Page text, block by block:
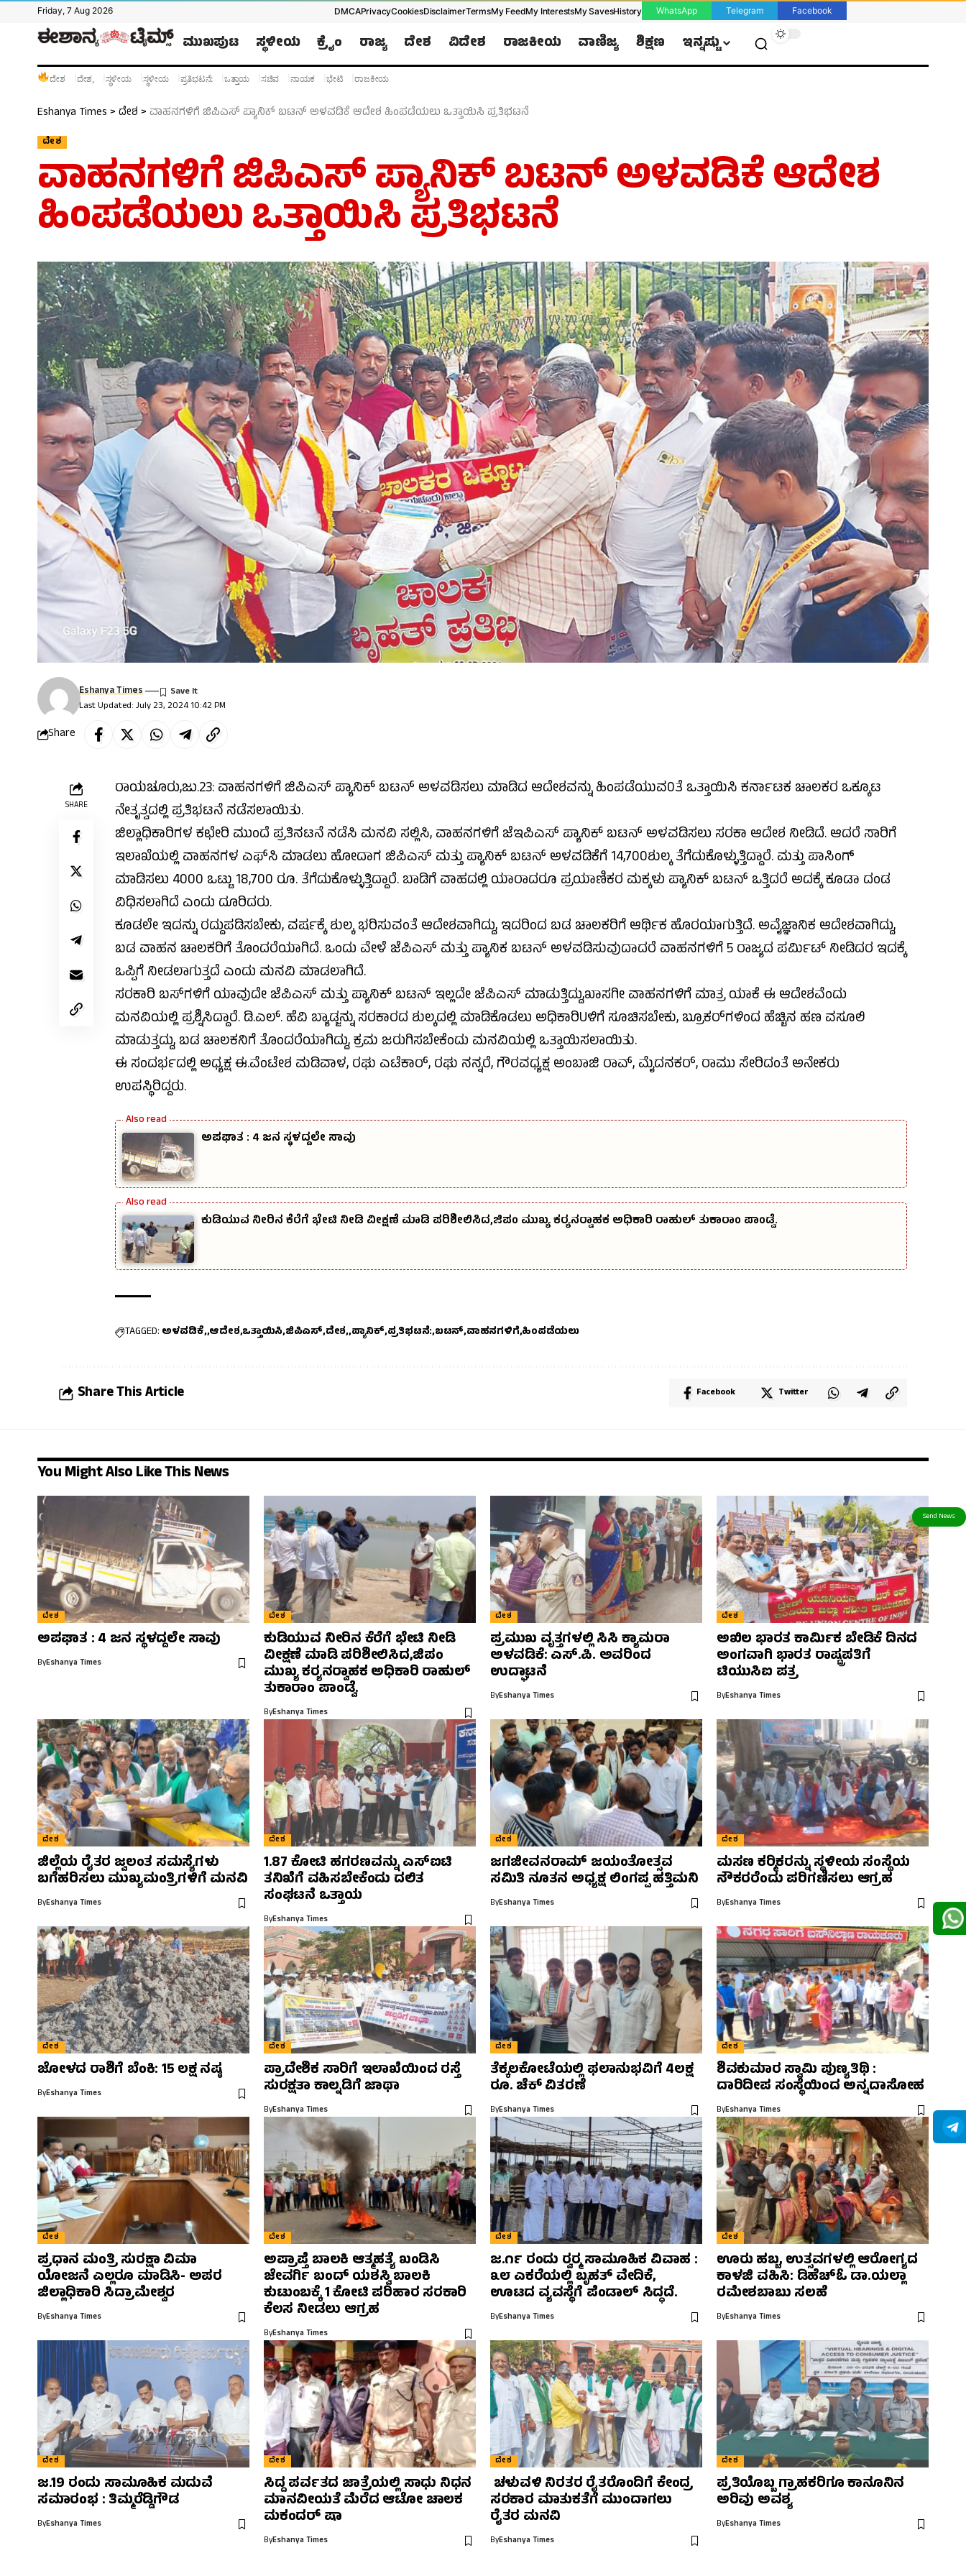
Friday, 7 Aug 2026 DMCAPrivacyCookiesDisclaimerTermsMy FeedMy InterestsMy SavesHistory WhatsApp Telegram Facebook
ಮುಖಪುಟ ಸ್ಥಳೀಯ ಕ್ರೈಂ ರಾಜ್ಯ ದೇಶ ವಿದೇಶ ರಾಜಕೀಯ ವಾಣಿಜ್ಯ ಶಿಕ್ಷಣ ಇನ್ನಷ್ಟು
ದೇಶ ದೇಶ, ಸ್ಥಳೀಯ ಸ್ಥಳೀಯ ಪ್ರತಿಭಟನೆ: ಒತ್ತಾಯ ಸಚಿವ ನಾಯಕ ಭೇಟಿ ರಾಜಕೀಯ
Eshanya Times > ದೇಶ > ವಾಹನಗಳಿಗೆ ಜಿಪಿಎಸ್ ಪ್ಯಾನಿಕ್ ಬಟನ್ ಅಳವಡಿಕೆ ಆದೇಶ ಹಿಂಪಡೆಯಲು ಒತ್ತಾಯಿಸಿ ಪ್ರತಿಭಟನೆ
ದೇಶ
ವಾಹನಗಳಿಗೆ ಜಿಪಿಎಸ್ ಪ್ಯಾನಿಕ್ ಬಟನ್ ಅಳವಡಿಕೆ ಆದೇಶ
ಹಿಂಪಡೆಯಲು ಒತ್ತಾಯಿಸಿ ಪ್ರತಿಭಟನೆ
Last Updated: July 23, 2024 10:42 PM
Eshanya Times
Share
SHARE
ರಾಯಚೂರು,ಜು.23: ವಾಹನಗಳಿಗೆ ಜಿಪಿಎಸ್ ಪ್ಯಾನಿಕ್ ಬಟನ್ ಅಳವಡಿಸಲು ಮಾಡಿದ ಆದೇಶವನ್ನು ಹಿಂಪಡೆಯುವ0ತೆ ಒತ್ತಾಯಿಸಿ ಕರ್ನಾಟಕ ಚಾಲಕರ ಒಕ್ಕೂಟ
ನೇತೃತ್ವದಲ್ಲಿ ಪ್ರತಿಭಟನೆ ನಡೆಸಲಾಯಿತು.
ಜಿಲ್ಲಾಧಿಕಾರಿಗಳ ಕಛೇರಿ ಮುಂದೆ ಪ್ರತಿನಟನೆ ನಡೆಸಿ ಮನವಿ ಸಲ್ಲಿಸಿ, ವಾಹನಗಳಿಗೆ ಜೆಇಪಿಎಸ್ ಪ್ಯಾನಿಕ್ ಬಟನ್ ಅಳವಡಿಸಲು ಸರಕಾ ಆದೇಶ ನೀಡಿದೆ. ಆದರೆ ಸಾರಿಗೆ
ಇಲಾಖೆಯಲ್ಲಿ ವಾಹನಗಳ ಎಫ್‌ಸಿ ಮಾಡಲು ಹೋದಾಗ ಜಿಪಿಎಸ್ ಮತ್ತು ಪ್ಯಾನಿಕ್ ಬಟನ್ ಅಳವಡಿಕೆಗೆ 14,700ಶುಲ್ಕ ತೆಗೆದುಕೊಳ್ಳುತ್ತಿದ್ದಾರೆ. ಮತ್ತು ಪಾಸಿಂಗ್
ಮಾಡಿಸಲು 4000 ಒಟ್ಟು 18,700 ರೂ. ತೆಗೆದುಕೊಳ್ಳುತ್ತಿದ್ದಾರೆ. ಬಾಡಿಗೆ ವಾಹದಲ್ಲಿ ಯಾರಾದರೂ ಪ್ರಯಾಣಿಕರ ಮಕ್ಕಳು ಪ್ಯಾನಿಕ್ ಬಟನ್ ಒತ್ತಿದರೆ ಅದಕ್ಕೆ ಕೂಡಾ ದಂಡ
ವಿಧಿಸಲಾಗಿದೆ ಎಂದು ದೂರಿದರು.
ಕೂಡಲೇ ಇದನ್ನು ರದ್ದುಪಡಿಸಬೇಕು, ವರ್ಷಕ್ಕೆ ಶುಲ್ಕ ಭರಿಸುವಂತೆ ಆದೇಶವಾಗಿದ್ದು, ಇದರಿಂದ ಬಡ ಚಾಲಕರಿಗೆ ಆರ್ಥಿಕ ಹೊರಯಾಗುತ್ತಿದೆ. ಅವೈಜ್ಞಾನಿಕ ಆದೇಶವಾಗಿದ್ದು,
ಬಡ ವಾಹನ ಚಾಲಕರಿಗೆ ತೊಂದರೆಯಾಗಿದೆ. ಒಂದು ವೇಳೆ ಜೆಪಿಎಸ್ ಮತ್ತು ಪ್ಯಾನಿಕ ಬಟನ್ ಅಳವಡಿಸುವುದಾದರೆ ವಾಹನಗಳಿಗೆ 5 ರಾಜ್ಯದ ಪರ್ಮಿಟ್ ನೀಡಿದರ ಇದಕ್ಕೆ
ಒಪ್ಪಿಗೆ ನೀಡಲಾಗುತ್ತದೆ ಎಂದು ಮನವಿ ಮಾಡಲಾಗಿದೆ.
ಸರಕಾರಿ ಬಸ್‌ಗಳಿಗೆ ಯಾವುದೇ ಜೆಪಿಎಸ್ ಮತ್ತು ಪ್ಯಾನಿಕ್ ಬಟನ್ ಇಲ್ಲದೇ ಜೆಪಿಎಸ್ ಮಾಡುತ್ತಿದ್ದು,ಖಾಸಗೀ ವಾಹನಗಳಿಗೆ ಮಾತ್ರ ಯಾಕೆ ಈ ಆದೇಶವೆಂದು
ಮನವಿಯಲ್ಲಿ ಪ್ರಶ್ನಿಸಿದ್ದಾರೆ. ಡಿ.ಎಲ್. ಹೆವಿ ಬ್ಯಾಡ್ಜನ್ನು ಸರಕಾರದ ಶುಲ್ಕದಲ್ಲಿ ಮಾಡಿಕೊಡಲು ಅಧಿಕಾರಿUಳಿಗೆ ಸೂಚಿಸಬೇಕು, ಬ್ರೂಕರ್‌ಗಳಿಂದ ಹೆಚ್ಚಿನ ಹಣ ವಸೂಲಿ
ಮಾಡುತ್ತದ್ದು, ಬಡ ಚಾಲಕನಿಗೆ ತೊಂದರೆಯಾಗಿದ್ದು, ಕ್ರಮ ಜರುಗಿಸಬೇಕೆಂದು ಮನವಿಯಲ್ಲಿ ಒತ್ತಾಯಿಸಲಾಯಿತು.
ಈ ಸಂದರ್ಭದಲ್ಲಿ ಅಧ್ಯಕ್ಷ ಈ.ವೆಂಟೇಶ ಮಡಿವಾಳ, ರಘು ಎಟೆಕಾರ್, ರಘು ನನ್ನರೆ, ಗೌರವಧ್ಯಕ್ಷ ಅಂಬಾಜಿ ರಾವ್, ಮೈದನಕರ್, ರಾಮು ಸೇರಿದಂತೆ ಅನೇಕರು
ಉಪಸ್ಥಿರಿದ್ದರು.
ಅಪಘಾತ : 4 ಜನ ಸ್ಥಳದ್ದಲೇ ಸಾವು
ಕುಡಿಯುವ ನೀರಿನ ಕೆರೆಗೆ ಭೇಟಿ ನೀಡಿ ವೀಕ್ಷಣೆ ಮಾಡಿ ಪರಿಶೀಲಿಸಿದ,ಜಿಪಂ ಮುಖ್ಯ ಕರ‍್ಯನರ‍್ವಾಹಕ ಅಧಿಕಾರಿ ರಾಹುಲ್‌ ತುಕಾರಾಂ ಪಾಂಡ್ವೆ.
TAGGED: ಅಳವಡಿಕೆ,ಆದೇಶಒತ್ತಾಯಿಸಿ ಜಿಪಿಎಸ್ ದೇಶ,ಪ್ಯಾನಿಕ್ ಪ್ರತಿಭಟನೆ: ಬಟನ್ ವಾಹನಗಳಿಗೆಹಿಂಪಡೆಯಲು
Share This Article Facebook Twitter
You Might Also Like This News
ದೇಶ
ಅಪಘಾತ : 4 ಜನ ಸ್ಥಳದ್ದಲೇ ಸಾವು
ByEshanya Times
ದೇಶ
ಕುಡಿಯುವ ನೀರಿನ ಕೆರೆಗೆ ಭೇಟಿ ನೀಡಿ
ವೀಕ್ಷಣೆ ಮಾಡಿ ಪರಿಶೀಲಿಸಿದ,ಜಿಪಂ
ಮುಖ್ಯ ಕರ‍್ಯನರ‍್ವಾಹಕ ಅಧಿಕಾರಿ ರಾಹುಲ್‌
ತುಕಾರಾಂ ಪಾಂಡ್ವೆ.
ByEshanya Times
ದೇಶ
ಪ್ರಮುಖ ವೃತ್ತಗಳಲ್ಲಿ ಸಿಸಿ ಕ್ಯಾಮರಾ
ಅಳವಡಿಕೆ: ಎಸ್.ಪಿ. ಅವರಿಂದ
ಉದ್ಘಾಟನೆ
ByEshanya Times
ದೇಶ
ಅಖಿಲ ಭಾರತ ಕಾರ್ಮಿಕ ಬೇಡಿಕೆ ದಿನದ
ಅಂಗವಾಗಿ ಭಾರತ ರಾಷ್ಟ್ರಪತಿಗೆ
ಟಿಯುಸಿಐ ಪತ್ರ
ByEshanya Times
ದೇಶ
ಜಿಲ್ಲೆಯ ರೈತರ ಜ್ವಲಂತ ಸಮಸ್ಯೆಗಳು
ಬಗೆಹರಿಸಲು ಮುಖ್ಯಮಂತ್ರಿಗಳಿಗೆ ಮನವಿ
ByEshanya Times
ದೇಶ
1.87 ಕೋಟಿ ಹಗರಣವನ್ನು ಎಸ್‌ಐಟಿ
ತನಿಖೆಗೆ ವಹಿಸಬೇಕೆಂದು ದಲಿತ
ಸಂಘಟನೆ ಒತ್ತಾಯ
ByEshanya Times
ದೇಶ
ಜಗಜೀವನರಾಮ್ ಜಯಂತೋತ್ಸವ
ಸಮಿತಿ ನೂತನ ಅಧ್ಯಕ್ಷ ಲಿಂಗಪ್ಪ ಹತ್ತಿಮನಿ
ByEshanya Times
ದೇಶ
ಮಸಣ ಕರ‍್ಮಿಕರನ್ನು ಸ್ಥಳೀಯ ಸಂಸ್ಥೆಯ
ನೌಕರರೆಂದು ಪರಿಗಣಿಸಲು ಆಗ್ರಹ
ByEshanya Times
ದೇಶ
ಜೋಳದ ರಾಶಿಗೆ ಬೆಂಕಿ: 15 ಲಕ್ಷ ನಷ್ಠ
ByEshanya Times
ದೇಶ
ಪ್ರಾದೇಶಿಕ ಸಾರಿಗೆ ಇಲಾಖೆಯಿಂದ ರಸ್ತೆ
ಸುರಕ್ಷತಾ ಕಾಲ್ನಡಿಗೆ ಜಾಥಾ
ByEshanya Times
ದೇಶ
ತೆಕ್ಕಲಕೋಟೆಯಲ್ಲಿ ಫಲಾನುಭವಿಗೆ 4ಲಕ್ಷ
ರೂ. ಚೆಕ್ ವಿತರಣೆ
ByEshanya Times
ದೇಶ
ಶಿವಕುಮಾರ ಸ್ವಾಮಿ ಪುಣ್ಯತಿಥಿ :
ದಾರಿದೀಪ ಸಂಸ್ಥೆಯಿಂದ ಅನ್ನದಾಸೋಹ
ByEshanya Times
ದೇಶ
ಪ್ರಧಾನ ಮಂತ್ರಿ ಸುರಕ್ಷಾ ವಿಮಾ
ಯೋಜನೆ ಎಲ್ಲರೂ ಮಾಡಿಸಿ- ಅಪರ
ಜಿಲ್ಲಾಧಿಕಾರಿ ಸಿದ್ರಾಮೇಶ್ವರ
ByEshanya Times
ದೇಶ
ಅಪ್ರಾಪ್ತೆ ಬಾಲಕಿ ಆತ್ಮಹತ್ಯೆ ಖಂಡಿಸಿ
ಜೇವರ್ಗಿ ಬಂದ್ ಯಶಸ್ವಿ ಬಾಲಕಿ
ಕುಟುಂಬಕ್ಕೆ 1 ಕೋಟಿ ಪರಿಹಾರ ಸರಕಾರಿ
ಕೆಲಸ ನೀಡಲು ಆಗ್ರಹ
ByEshanya Times
ದೇಶ
ಜ.೧೯ ರಂದು ರ‍್ವರ‍್ಮ ಸಾಮೂಹಿಕ ವಿವಾಹ :
೩೮ ಎಕರೆಯಲ್ಲಿ ಬೃಹತ್ ವೇದಿಕೆ,
ಊಟದ ವ್ಯವಸ್ಥೆಗೆ ಪೆಂಡಾಲ್ ಸಿದ್ಧದೆ.
ByEshanya Times
ದೇಶ
ಊರು ಹಬ್ಬ, ಉತ್ಸವಗಳಲ್ಲಿ ಆರೋಗ್ಯದ
ಕಾಳಜಿ ವಹಿಸಿ: ಡಿಹೆಚ್‌ಓ ಡಾ.ಯಲ್ಲಾ
ರಮೇಶಬಾಬು ಸಲಹೆ
ByEshanya Times
ದೇಶ
ಜ.19 ರಂದು ಸಾಮೂಹಿಕ ಮದುವೆ
ಸಮಾರಂಭ : ತಿಮ್ಮರೆಡ್ಡಿಗೌಡ
ByEshanya Times
ದೇಶ
ಸಿದ್ದ ಪರ್ವತದ ಜಾತ್ರೆಯಲ್ಲಿ ಸಾಧು ನಿಧನ
ಮಾನವೀಯತೆ ಮೆರೆದ ಆಟೋ ಚಾಲಕ
ಮಕಂದರ್ ಷಾ
ByEshanya Times
ದೇಶ
ಚಳುವಳಿ ನಿರತರ ರೈತರೊಂದಿಗೆ ಕೇಂದ್ರ
ಸರಕಾರ ಮಾತುಕತೆಗೆ ಮುಂದಾಗಲು
ರೈತರ ಮನವಿ
ByEshanya Times
ದೇಶ
ಪ್ರತಿಯೊಬ್ಬ ಗ್ರಾಹಕರಿಗೂ ಕಾನೂನಿನ
ಅರಿವು ಅವಶ್ಯ
ByEshanya Times
WhatsApp Later
Don’t Miss Out! Join Our WhatsApp
content delivered straight to your WhatsApp.
Join Now